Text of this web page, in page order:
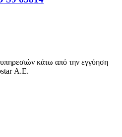
κάτω από την εγγύηση
Α.Ε.